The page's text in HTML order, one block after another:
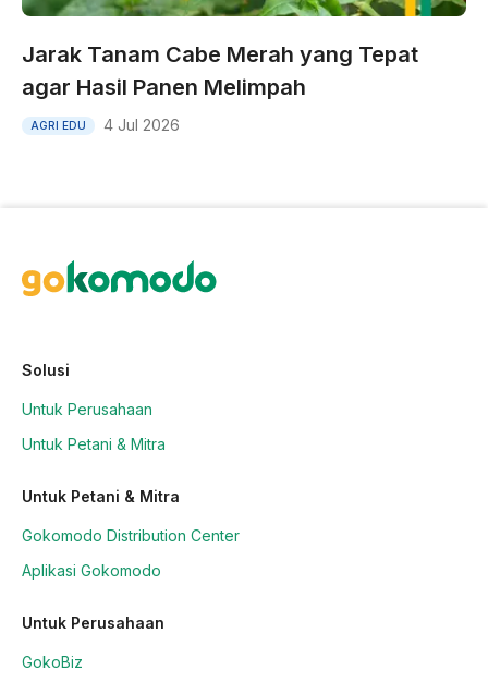
Jarak Tanam Cabe Merah yang Tepat
agar Hasil Panen Melimpah
AGRI EDU 4 Jul 2026
Solusi
Untuk Perusahaan
Untuk Petani & Mitra
Untuk Petani & Mitra
Gokomodo Distribution Center
Aplikasi Gokomodo
Untuk Perusahaan
GokoBiz